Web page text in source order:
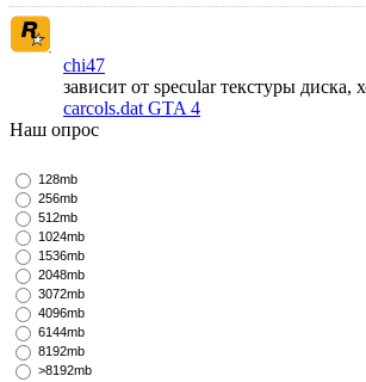
chi47
зависит от specular текстуры
carcols.dat GTA 4
Наш опрос
128mb
256mb
512mb
1024mb
1536mb
2048mb
3072mb
4096mb
6144mb
8192mb
>8192mb